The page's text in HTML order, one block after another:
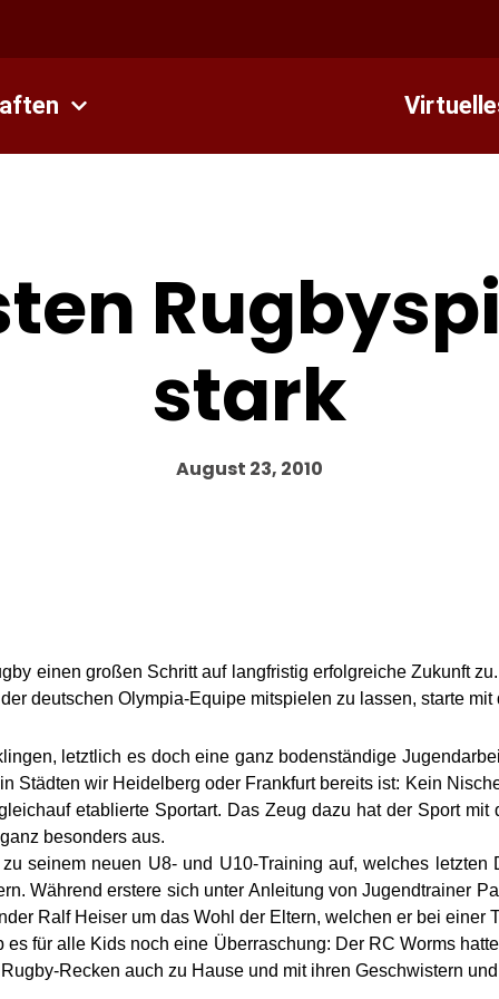
stark
August 23, 2010
einen großen Schritt auf langfristig erfolgreiche Zukunft
deutschen Olympia-Equipe mitspielen zu lassen, starte
letztlich es doch eine ganz bodenständige
Städten wir Heidelberg oder Frankfurt bereits ist: Kein
etablierte Sportart. Das Zeug dazu hat der Sport
besonders aus.
seinem neuen U8- und U10-Training auf, welches
Während erstere sich unter Anleitung von Jugendtrainer
Ralf Heiser um das Wohl der Eltern, welchen er bei einer
für alle Kids noch eine Überraschung: Der RC Worms
Recken auch zu Hause und mit ihren Geschwistern